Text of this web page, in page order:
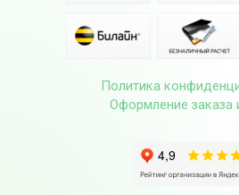
Политика
Оформление заказа